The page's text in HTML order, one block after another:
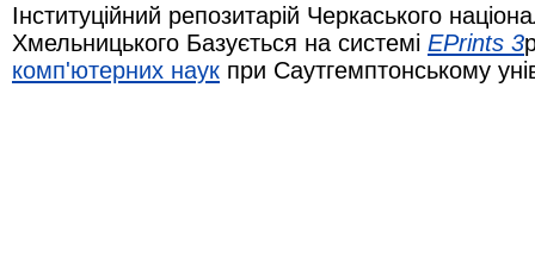
Інституційний репозитарій Черкаського
Хмельницького Базується на системі EPrints 3
комп'ютерних наук при Саутгемптонському